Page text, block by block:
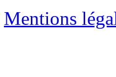
Mentions